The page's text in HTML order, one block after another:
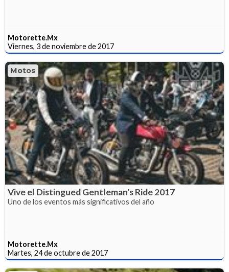
Motorette.Mx
Viernes, 3 de noviembre de 2017
Motos
Vive el Distingued Gentleman's Ride 2017
Uno de los eventos más significativos del año
Motorette.Mx
Martes, 24 de octubre de 2017